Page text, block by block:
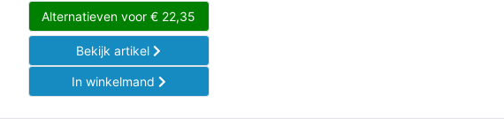
Alternatieven voor€ 22,35
Bekijk artikel
In winkelmand